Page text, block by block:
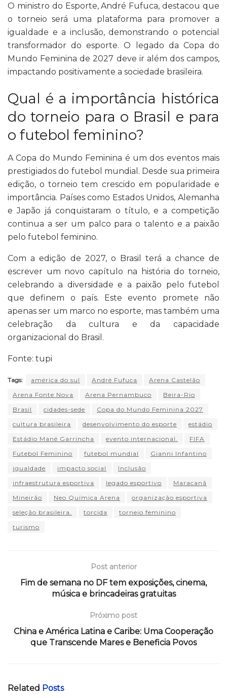
O ministro do Esporte, André Fufuca, destacou que
o torneio será uma plataforma para promover a
igualdade e a inclusão, demonstrando o potencial
transformador do esporte. O legado da Copa do
Mundo Feminina de 2027 deve ir além dos campos,
impactando positivamente a sociedade brasileira.
Qual é a importância histórica
do torneio para o Brasil e para
o futebol feminino?
A Copa do Mundo Feminina é um dos eventos mais
prestigiados do futebol mundial. Desde sua primeira
edição, o torneio tem crescido em popularidade e
importância. Países como Estados Unidos, Alemanha
e Japão já conquistaram o título, e a competição
continua a ser um palco para o talento e a paixão
pelo futebol feminino.
Com a edição de 2027, o Brasil terá a chance de
escrever um novo capítulo na história do torneio,
celebrando a diversidade e a paixão pelo futebol
que definem o país. Este evento promete não
apenas ser um marco no esporte, mas também uma
celebração da cultura e da capacidade
organizacional do Brasil.
Fonte: tupi
Tags: américa do sul André Fufuca
Arena Castelão
Arena Fonte Nova
Arena Pernambuco
Beira-Rio
Brasil
cidades-sede
Copa do Mundo Feminina 2027
cultura brasileira
desenvolvimento do esporte
estádio
Estádio Mané Garrincha
evento internacional.
FIFA
Futebol Feminino
futebol mundial
Gianni Infantino
igualdade
impacto social
Inclusão
infraestrutura esportiva
legado esportivo
Maracanã
Mineirão
Neo Química Arena
organização esportiva
seleção brasileira.
torcida
torneio feminino
turismo
Post anterior
Fim de semana no DF tem exposições, cinema,
música e brincadeiras gratuitas
Próximo post
China e América Latina e Caribe: Uma Cooperação
que Transcende Mares e Beneficia Povos
Related Posts